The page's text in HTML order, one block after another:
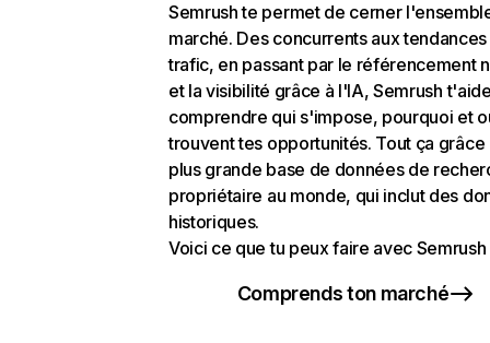
Semrush te permet de cerner
marché. Des concurrents aux
trafic, en passant par le référencement
et la visibilité grâce à l'IA, Semrush
comprendre qui s'impose, pourquoi et
trouvent tes opportunités. Tout ça grâce
plus grande base de données de
propriétaire au monde, qui inclut des
historiques.
Voici ce que tu peux faire avec Semrush
Comprends ton marché